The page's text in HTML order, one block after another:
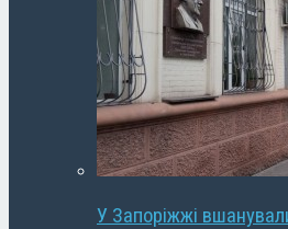
У Запоріжжі